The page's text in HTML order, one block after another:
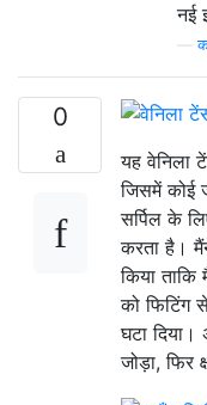
नई
—
0
यह वेनिला
जिसमें कोई
सर्पिल के
करता है।
किया
को फिटिंग
घटा
जोड़ा, फिर